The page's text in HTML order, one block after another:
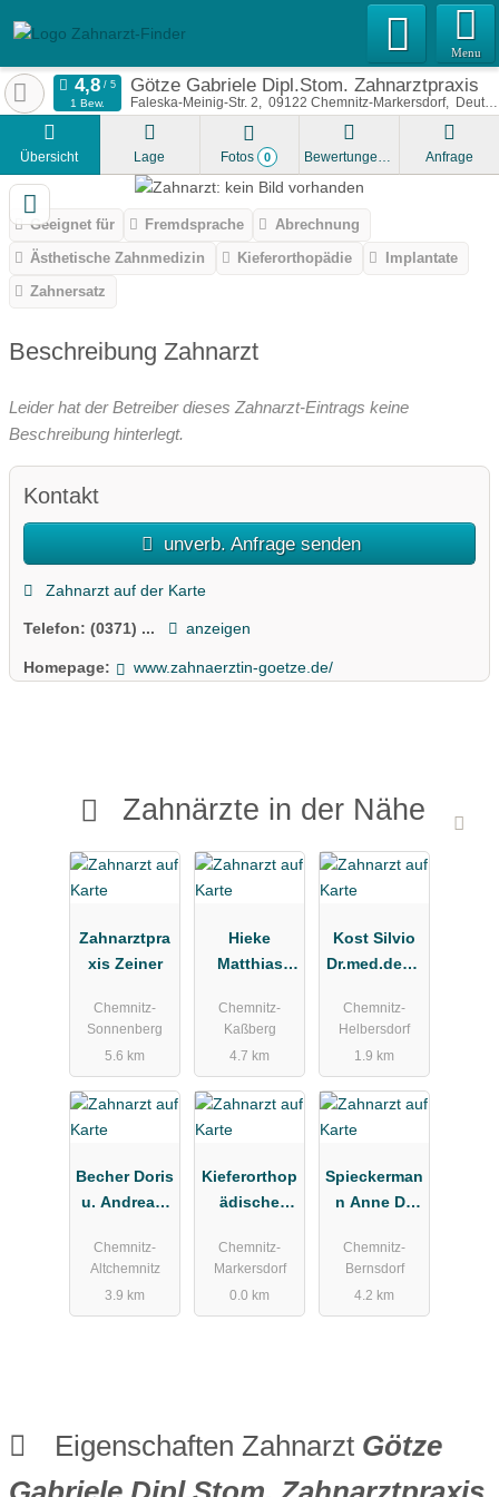
Menu
Götze Gabriele Dipl.Stom. Zahnarztpraxis
Faleska-Meinig-Str. 2 09122 Chemnitz-Markersdorf Deutschland
1 Bew.
Übersicht Lage Fotos 0 Bewertungen Anfrage
Geeignet für Fremdsprache
Abrechnung
Ästhetische Zahnmedizin
Kieferorthopädie
Implantate
Zahnersatz
Beschreibung Zahnarzt
Leider hat der Betreiber dieses Zahnarzt-Eintrags keine
Beschreibung hinterlegt.
Kontakt
unverb. Anfrage senden
Zahnarzt auf der Karte
Telefon: (0371) ... anzeigen
Homepage: www.zahnaerztin-goetze.de/
Zahnärzte in der Nähe
Zahnarztpra
xis Zeiner
Chemnitz-
Sonnenberg
5.6 km
Hieke
Matthias
Zahnarztpra
Chemnitz-
Kaßberg
4.7 km
Kost Silvio
Dr.med.dent.
Chemnitz-
Helbersdorf
1.9 km
Becher Doris
u. Andreas,
Zipplies
Katja
Zahnarztpra
Chemnitz-
Altchemnitz
3.9 km
Kieferorthop
ädische
Enders
Chemnitz-
Markersdorf
0.0 km
Spieckerman
n Anne Dr.
Chemnitz-
Bernsdorf
4.2 km
Eigenschaften Zahnarzt Götze